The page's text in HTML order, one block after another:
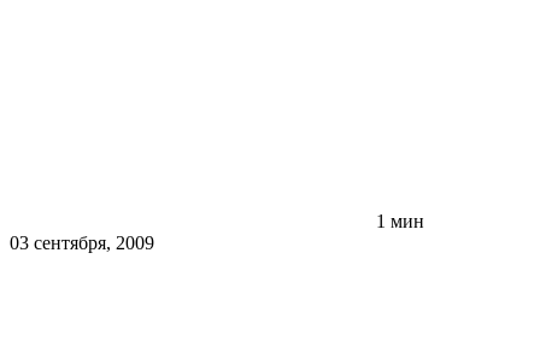
1 мин
03 сентября, 2009